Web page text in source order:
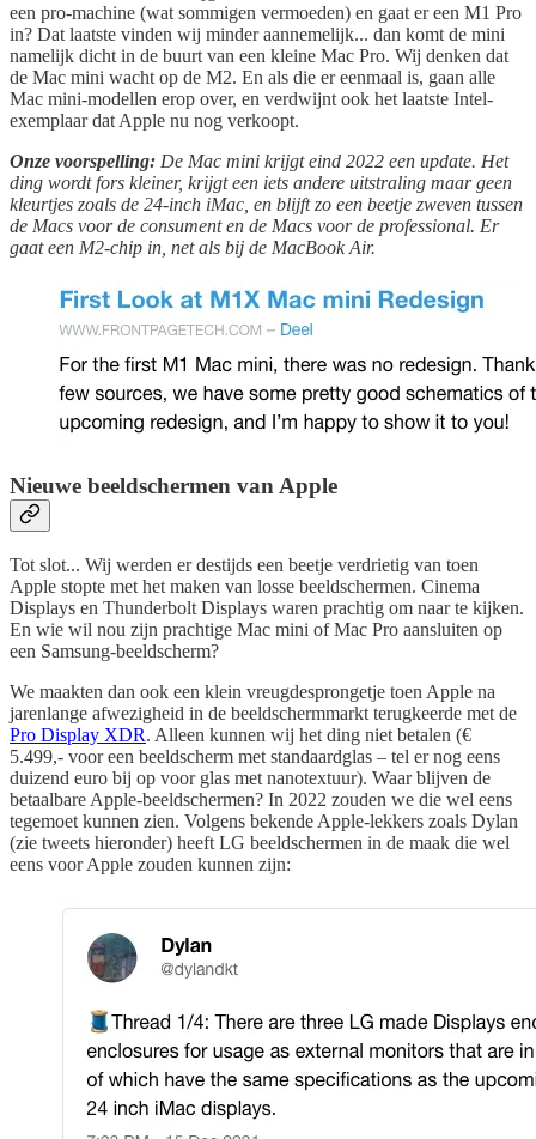
een pro-machine (wat sommigen vermoeden) en gaat er een M1 Pro
in? Dat laatste vinden wij minder aannemelijk... dan komt de mini
namelijk dicht in de buurt van een kleine Mac Pro. Wij denken dat
de Mac mini wacht op de M2. En als die er eenmaal is, gaan alle
Mac mini-modellen erop over, en verdwijnt ook het laatste Intel-
exemplaar dat Apple nu nog verkoopt.
Onze voorspelling: De Mac mini krijgt eind 2022 een update. Het
ding wordt fors kleiner, krijgt een iets andere uitstraling maar geen
kleurtjes zoals de 24-inch iMac, en blijft zo een beetje zweven tussen
de Macs voor de consument en de Macs voor de professional. Er
gaat een M2-chip in, net als bij de MacBook Air.
Nieuwe beeldschermen van Apple
Tot slot... Wij werden er destijds een beetje verdrietig van toen
Apple stopte met het maken van losse beeldschermen. Cinema
Displays en Thunderbolt Displays waren prachtig om naar te kijken.
En wie wil nou zijn prachtige Mac mini of Mac Pro aansluiten op
een Samsung-beeldscherm?
We maakten dan ook een klein vreugdesprongetje toen Apple na
jarenlange afwezigheid in de beeldschermmarkt terugkeerde met de
Pro Display XDR. Alleen kunnen wij het ding niet betalen (€
5.499,- voor een beeldscherm met standaardglas – tel er nog eens
duizend euro bij op voor glas met nanotextuur). Waar blijven de
betaalbare Apple-beeldschermen? In 2022 zouden we die wel eens
tegemoet kunnen zien. Volgens bekende Apple-lekkers zoals Dylan
(zie tweets hieronder) heeft LG beeldschermen in de maak die wel
eens voor Apple zouden kunnen zijn: